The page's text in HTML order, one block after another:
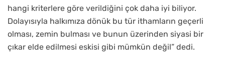
hangi kriterlere göre verildiğini çok daha iyi biliyor.
Dolayısıyla halkımıza dönük bu tür ithamların geçerli
olması, zemin bulması ve bunun üzerinden siyasi bir
çıkar elde edilmesi eskisi gibi mümkün değil” dedi.